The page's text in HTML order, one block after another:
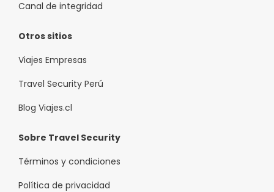
Canal de integridad
Otros sitios
Viajes Empresas
Travel Security Perú
Blog Viajes.cl
Sobre Travel Security
Términos y condiciones
Política de privacidad